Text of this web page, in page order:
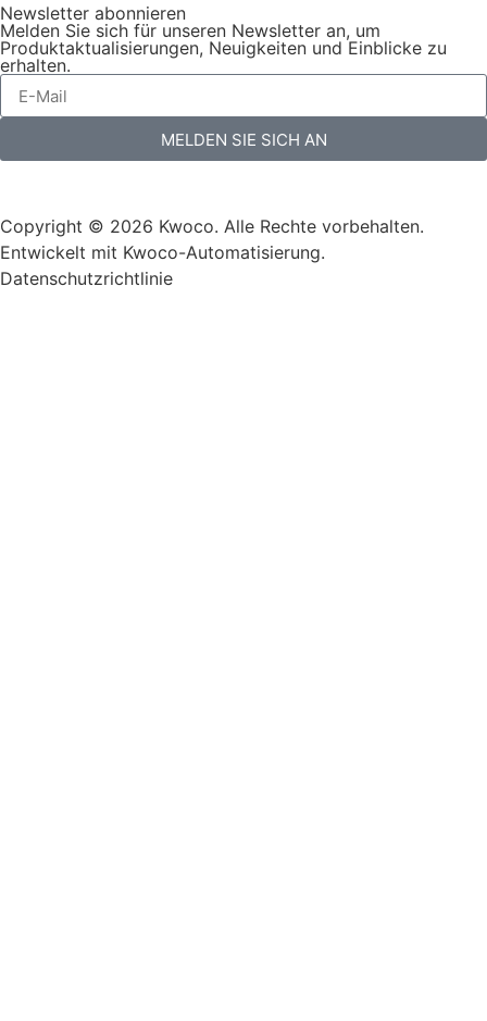
Newsletter abonnieren
Melden Sie sich für unseren Newsletter an, um
Produktaktualisierungen, Neuigkeiten und Einblicke zu
erhalten.
MELDEN SIE SICH AN
Copyright © 2026 Kwoco. Alle Rechte vorbehalten.
Entwickelt mit Kwoco-Automatisierung.
Datenschutzrichtlinie